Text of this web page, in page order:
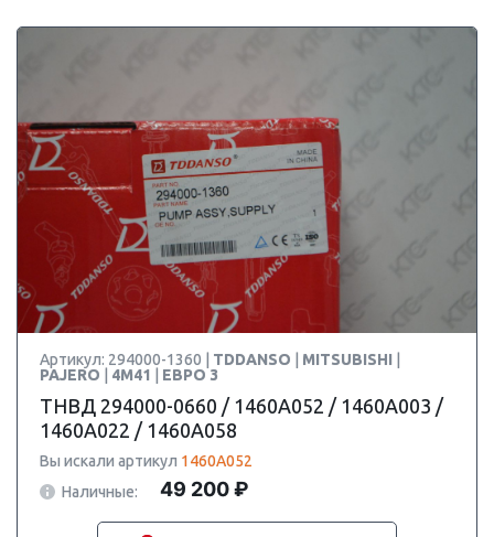
Артикул: 294000-1360 | TDDANSO MITSUBISHI
PAJERO
4M41 ЕВРО 3
ТНВД 294000-0660 / 1460A052 / 1460A003 /
1460A022 / 1460A058
Вы искали артикул 1460A052
Наличные:
49 200 ₽